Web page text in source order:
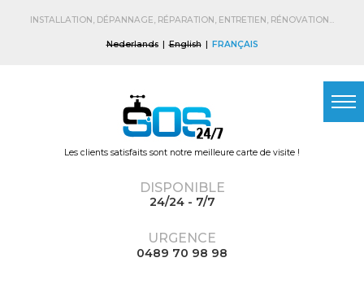
main
INSTALLATION, DÉPANNAGE, RÉPARATION, ENTRETIEN, RÉNOVATION...
Nederlands English FRANÇAIS
Les clients satisfaits sont notre meilleure carte de visite !
DISPONIBLE
24/24 - 7/7
URGENCE
0489 70 98 98